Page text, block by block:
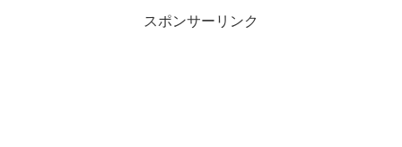
スポンサーリンク